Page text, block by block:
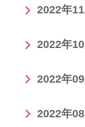
2022年11
2022年10
2022年09
2022年08